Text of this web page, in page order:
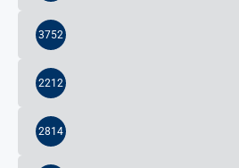
3752
2212
2814